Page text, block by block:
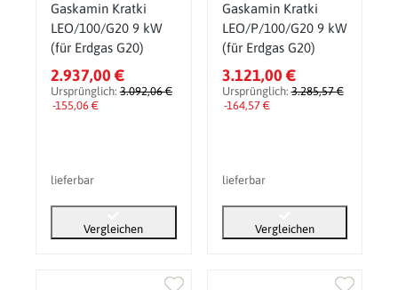
Gaskamin Kratki
LEO/100/G20 9 kW
(für Erdgas G20)
2.937,00 €
Ursprünglich: 3.092,06 €
-155,06 €
lieferbar
Vergleichen
Gaskamin Kratki
LEO/P/100/G20 9 kW
(für Erdgas G20)
3.121,00 €
Ursprünglich:3.285,57 €
-164,57 €
lieferbar
Vergleichen